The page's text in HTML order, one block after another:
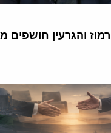
והגרעין חושפים